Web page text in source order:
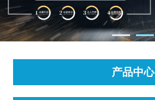
产品中心